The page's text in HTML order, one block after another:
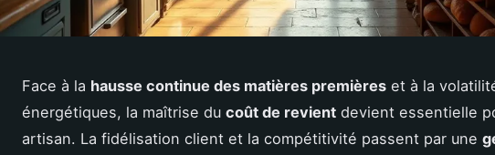
Face à la hausse continue des matières premières et à la
énergétiques, la maîtrise du coût de revient devient essentielle
artisan. La fidélisation client et la compétitivité passent par une